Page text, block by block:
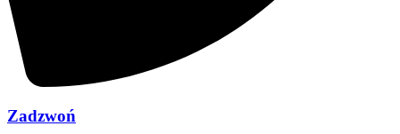
Zadzwoń